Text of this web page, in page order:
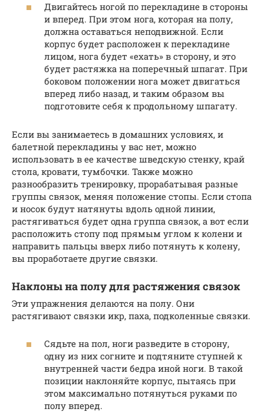
Двигайтесь ногой по перекладине в стороны
и вперед. При этом нога, которая на полу,
должна оставаться неподвижной. Если
корпус будет расположен к перекладине
лицом, нога будет «ехать» в сторону, и это
будет растяжка на поперечный шпагат. При
боковом положении нога может двигаться
вперед либо назад, и таким образом вы
подготовите себя к продольному шпагату.
Если вы занимаетесь в домашних условиях, и
балетной перекладины у вас нет, можно
использовать в ее качестве шведскую стенку, край
стола, кровати, тумбочки. Также можно
разнообразить тренировку, прорабатывая разные
группы связок, меняя положение стопы. Если стопа
и носок будут натянуты вдоль одной линии,
растягиваться будет одна группа связок, а вот если
расположить стопу под прямым углом к колени и
направить пальцы вверх либо потянуть к колену,
вы проработаете другие связки.
Наклоны на полу для растяжения связок
Эти упражнения делаются на полу. Они
растягивают связки икр, паха, подколенные связки.
Сядьте на пол, ноги разведите в сторону,
одну из них согните и подтяните ступней к
внутренней части бедра иной ноги. В такой
позиции наклоняйте корпус, пытаясь при
этом максимально потянуться руками по
полу вперед.